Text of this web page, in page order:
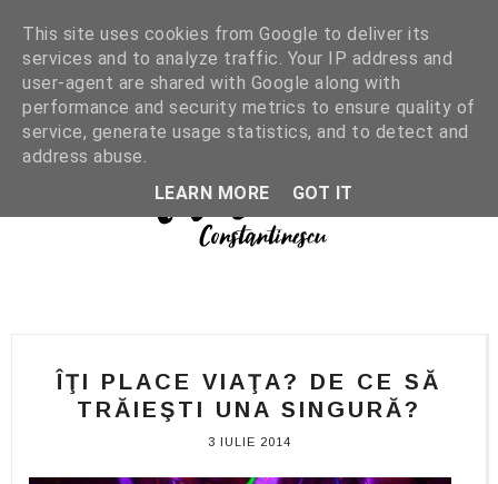
ÎŢI PLACE VIAŢA? DE CE SĂ
TRĂIEŞTI UNA SINGURĂ?
3 IULIE 2014
This site uses cookies from Google to deliver its
services and to analyze traffic. Your IP address and
user-agent are shared with Google along with
performance and security metrics to ensure quality of
service, generate usage statistics, and to detect and
address abuse.
LEARN MORE
GOT IT